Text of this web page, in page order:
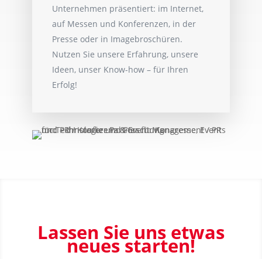
Unternehmen präsentiert: im Internet,
auf Messen und Konferenzen, in der
Presse oder in Imagebroschüren.
Nutzen Sie unsere Erfahrung, unsere
Ideen, unser Know-how – für Ihren
Erfolg!
Lassen Sie uns etwas
neues starten!